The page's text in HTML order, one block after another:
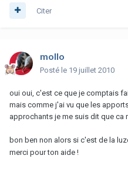
Citer
mollo
Posté le 19 juillet 2010
oui oui, c'est ce que je comptais
mais comme j'ai vu que les
approchants je me suis dit que ca
bon ben non alors si c'est de la
merci pour ton aide !